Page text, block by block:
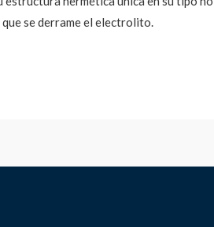
se derrame el electrolito.